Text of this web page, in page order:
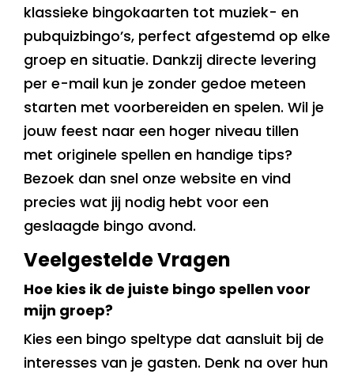
klassieke bingokaarten tot muziek- en
pubquizbingo’s, perfect afgestemd op elke
groep en situatie. Dankzij directe levering
per e-mail kun je zonder gedoe meteen
starten met voorbereiden en spelen. Wil je
jouw feest naar een hoger niveau tillen
met originele spellen en handige tips?
Bezoek dan snel onze website en vind
precies wat jij nodig hebt voor een
geslaagde bingo avond.
Veelgestelde Vragen
Hoe kies ik de juiste bingo spellen voor
mijn groep?
Kies een bingo speltype dat aansluit bij de
interesses van je gasten. Denk na over hun